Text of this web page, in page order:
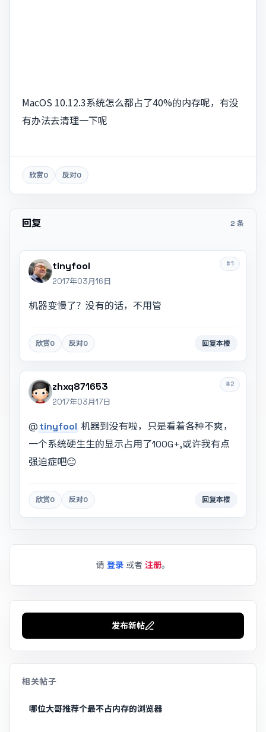
MacOS 10.12.3系统怎么都占了40%的内存呢，有没
有办法去清理一下呢
欣赏0 反对0
回复 2 条
#1
tinyfool
2017年03月16日
机器变慢了？没有的话，不用管
欣赏0 反对0 回复本楼
#2
zhxq871653
2017年03月17日
@tinyfool 机器到没有啦，只是看着各种不爽，
一个系统硬生生的显示占用了100G+,或许我有点
强迫症吧😑
欣赏0 反对0 回复本楼
请 登录 或者 注册。
发布新帖
相关帖子
哪位大哥推荐个最不占内存的浏览器